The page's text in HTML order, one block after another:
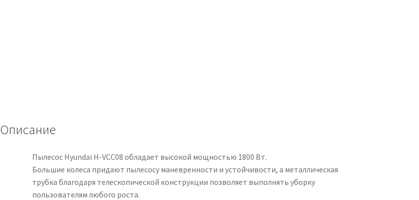
Описание
Пылесос Hyundai H-VCC08 обладает высокой мощностью 1800 Вт.
Большие колеса придают пылесосу маневренности и устойчивости, а металлическая
трубка благодаря телескопической конструкции позволяет выполнять уборку
пользователям любого роста.